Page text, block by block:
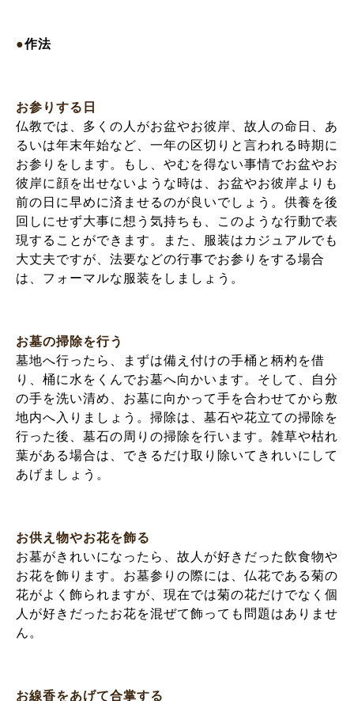
●作法
お参りする日
仏教では、多くの人がお盆やお彼岸、故人の命日、あ
るいは年末年始など、一年の区切りと言われる時期に
お参りをします。もし、やむを得ない事情でお盆やお
彼岸に顔を出せないような時は、お盆やお彼岸よりも
前の日に早めに済ませるのが良いでしょう。供養を後
回しにせず大事に想う気持ちも、このような行動で表
現することができます。また、服装はカジュアルでも
大丈夫ですが、法要などの行事でお参りをする場合
は、フォーマルな服装をしましょう。
お墓の掃除を行う
墓地へ行ったら、まずは備え付けの手桶と柄杓を借
り、桶に水をくんでお墓へ向かいます。そして、自分
の手を洗い清め、お墓に向かって手を合わせてから敷
地内へ入りましょう。掃除は、墓石や花立ての掃除を
行った後、墓石の周りの掃除を行います。雑草や枯れ
葉がある場合は、できるだけ取り除いてきれいにして
あげましょう。
お供え物やお花を飾る
お墓がきれいになったら、故人が好きだった飲食物や
お花を飾ります。お墓参りの際には、仏花である菊の
花がよく飾られますが、現在では菊の花だけでなく個
人が好きだったお花を混ぜて飾っても問題はありませ
ん。
お線香をあげて合掌する